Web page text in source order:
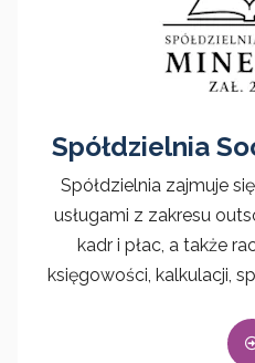
Spółdzielnia
Spółdzielnia zajmuje
usługami z zakresu
kadr i płac, a także
księgowości, kalkulacji,